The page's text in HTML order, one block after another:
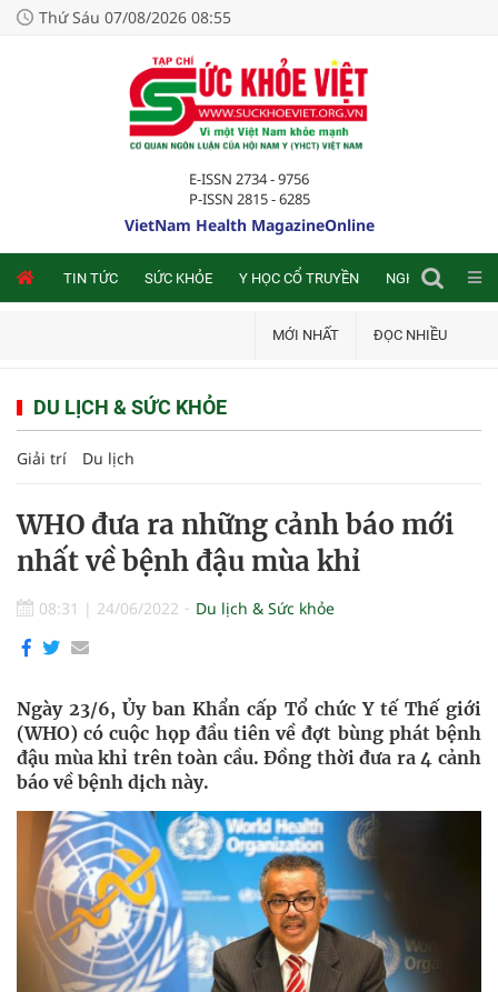
Thứ Sáu 07/08/2026 08:55
E-ISSN 2734 - 9756
P-ISSN 2815 - 6285
VietNam Health MagazineOnline
TIN TỨC SỨC KHỎE Y HỌC CỔ TRUYỀN NGHIÊN CỨU
MỚI NHẤT ĐỌC NHIỀU
DU LỊCH & SỨC KHỎE
Giải trí Du lịch
WHO đưa ra những cảnh báo mới
nhất về bệnh đậu mùa khỉ
08:31 | 24/06/2022 Du lịch & Sức khỏe
Ngày 23/6, Ủy ban Khẩn cấp Tổ chức Y tế Thế giới
(WHO) có cuộc họp đầu tiên về đợt bùng phát bệnh
đậu mùa khỉ trên toàn cầu. Đồng thời đưa ra 4 cảnh
báo về bệnh dịch này.